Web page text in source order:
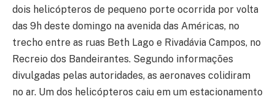
dois helicópteros de pequeno porte ocorrida por volta
das 9h deste domingo na avenida das Américas, no
trecho entre as ruas Beth Lago e Rivadávia Campos, no
Recreio dos Bandeirantes. Segundo informações
divulgadas pelas autoridades, as aeronaves colidiram
no ar. Um dos helicópteros caiu em um estacionamento